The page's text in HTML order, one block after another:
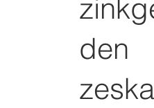
den